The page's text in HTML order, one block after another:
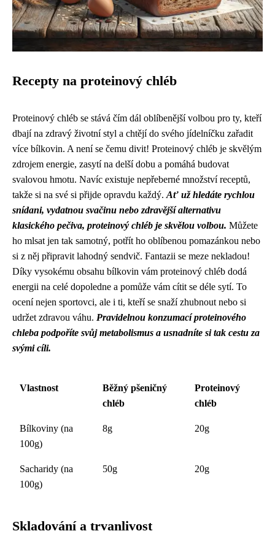
Recepty na proteinový chléb
Proteinový chléb se stává čím dál oblíbenější volbou pro ty, kteří
dbají na zdravý životní styl a chtějí do svého jídelníčku zařadit
více bílkovin. A není se čemu divit! Proteinový chléb je skvělým
zdrojem energie, zasytí na delší dobu a pomáhá budovat
svalovou hmotu. Navíc existuje nepřeberné množství receptů,
takže si na své si přijde opravdu každý. Ať už hledáte rychlou
snídani, vydatnou svačinu nebo zdravější alternativu
klasického pečiva, proteinový chléb je skvělou volbou. Můžete
ho mlsat jen tak samotný, potřít ho oblíbenou pomazánkou nebo
si z něj připravit lahodný sendvič. Fantazii se meze nekladou!
Díky vysokému obsahu bílkovin vám proteinový chléb dodá
energii na celé dopoledne a pomůže vám cítit se déle sytí. To
ocení nejen sportovci, ale i ti, kteří se snaží zhubnout nebo si
udržet zdravou váhu. Pravidelnou konzumací proteinového
chleba podpoříte svůj metabolismus a usnadníte si tak cestu za
svými cíli.
Vlastnost
Běžný pšeničný
chléb
Proteinový
chléb
Bílkoviny (na
100g)
8g 20g
Sacharidy (na
100g)
50g 20g
Skladování a trvanlivost